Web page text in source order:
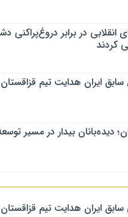
انقلابی در برابر دروغ‌پراکنی
کردند
ایران هدایت تیم
دیده‌بانان بیدار در مسیر
ایران هدایت تیم